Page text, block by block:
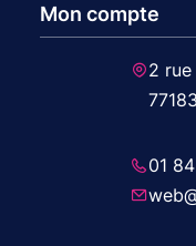
Mon compte
2 rue
01